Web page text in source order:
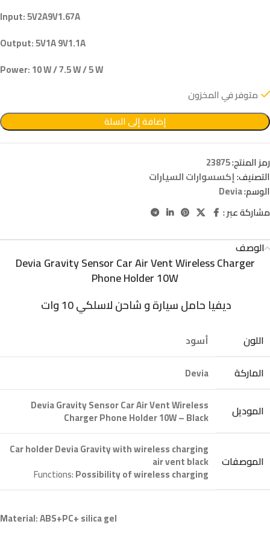
Input: 5V2A9V1.67A
Output: 5V1A 9V1.1A
Power: 10 W / 7.5 W / 5 W
متوفر في المخزون
إضافة إلى السلة
رمز المنتج:23875
التصنيف:إكسسوارات السيارات
الوسم:Devia
مشاركة عبر :
الوصف
Devia Gravity Sensor Car Air Vent Wireless Charger
Phone Holder 10W
ديفيا حامل سيارة و شاحن لاسلكي 10 وات
اللون أسود
الماركة Devia
الموديل Devia Gravity Sensor Car Air Vent Wireless
Charger Phone Holder 10W – Black
الموصفات
Car holder Devia Gravity with wireless charging
air vent black
Functions:Possibility of wireless charging
Material: ABS+PC+ silica gel